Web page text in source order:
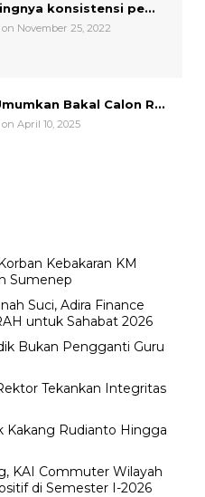
konsistensi pe...
on November 25, 2022
Bakal Calon R...
April 10, 2025
Kebakaran KM
Sumenep
Suci, Adira Finance
untuk Sahabat 2026
Bukan Pengganti Guru
Tekankan Integritas
Kakang Rudianto Hingga
KAI Commuter Wilayah
di Semester I-2026